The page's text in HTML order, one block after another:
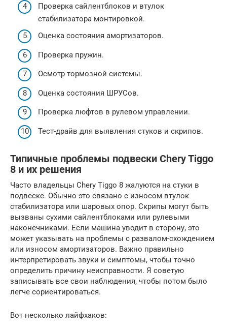
Проверка сайлентблоков и втулок
стабилизатора монтировкой.
Оценка состояния амортизаторов.
Проверка пружин.
Осмотр тормозной системы.
Оценка состояния ШРУСов.
Проверка люфтов в рулевом управлении.
Тест-драйв для выявления стуков и скрипов.
Типичные проблемы подвески Chery Tiggo
8 и их решения
Часто владельцы Chery Tiggo 8 жалуются на стуки в
подвеске. Обычно это связано с износом втулок
стабилизатора или шаровых опор. Скрипы могут быть
вызваны сухими сайлентблоками или рулевыми
наконечниками. Если машина уводит в сторону, это
может указывать на проблемы с развалом-схождением
или износом амортизаторов. Важно правильно
интерпретировать звуки и симптомы, чтобы точно
определить причину неисправности. Я советую
записывать все свои наблюдения, чтобы потом было
легче сориентироваться.
Вот несколько лайфхаков: